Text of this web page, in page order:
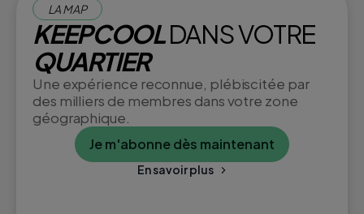
LA MAP
KEEPCOOLDANS VOTRE
QUARTIER
Une expérience reconnue, plébiscitée par
des milliers de membres dans votre zone
géographique.
Je m'abonne dès maintenant
En savoir plus